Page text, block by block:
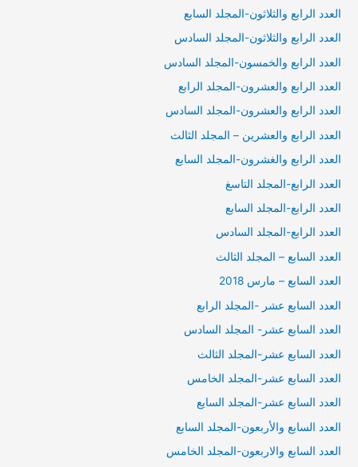
العدد الرابع والثلاثون-المجلد السابع
العدد الرابع والثلاثون-المجلد السادس
العدد الرابع والخمسون-المجلد السادس
العدد الرابع والعشرون-المجلد الرابع
العدد الرابع والعشرون-المجلد السادس
العدد الرابع والعشرين – المجلد الثالث
العدد الرابع والغشرون-المجلد السابع
العدد الرابع-المجلد التاسغ
العدد الرابع-المجلد السابع
العدد الرابع-المجلد السادس
العدد السابع – المجلد الثالث
العدد السابع – مارس 2018
العدد السابع عشر -المجلد الرابع
العدد السابع عشر- المجلد السادس
العدد السابع عشر-المجلد الثالث
العدد السابع عشر-المجلد الخامس
العدد السابع عشر-المجلد السايع
العدد السابع والأربعون-المجلد السابع
العدد السابع والاربعون-المجلد الخامس